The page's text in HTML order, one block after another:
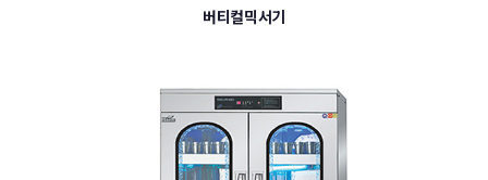
버티컬믹서기